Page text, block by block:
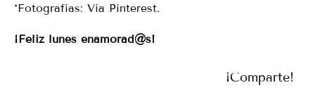
*Fotografías: Vía Pinterest.
¡Feliz lunes enamorad@s!
¡Comparte!